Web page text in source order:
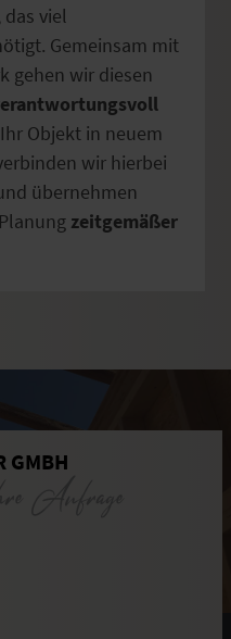
viel
Gemeinsam mit
gehen wir diesen
Objekt in neuem
wir hierbei
übernehmen
zeitgemäßer
GMBH
Anfrage